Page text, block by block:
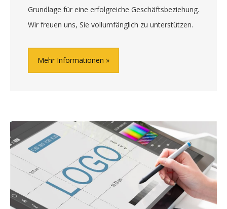
Grundlage für eine erfolgreiche Geschäftsbeziehung.
Wir freuen uns, Sie vollumfänglich zu unterstützen.
Mehr Informationen